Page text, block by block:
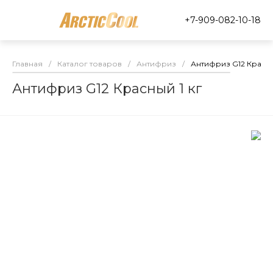
+7-909-082-10-18
Главная / Каталог товаров / Антифриз / Антифриз G12
Антифриз G12 Красный 1 кг